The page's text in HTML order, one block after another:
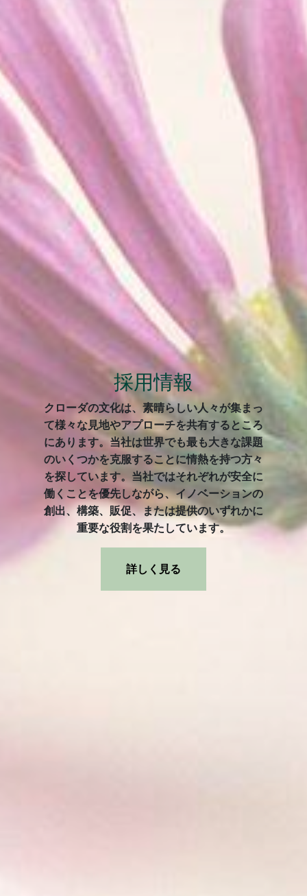
採用情報
クローダの文化は、素晴らしい人々が集まっ
て様々な見地やアプローチを共有するところ
にあります。当社は世界でも最も大きな課題
のいくつかを克服することに情熱を持つ方々
を探しています。当社ではそれぞれが安全に
働くことを優先しながら、イノベーションの
創出、構築、販促、または提供のいずれかに
重要な役割を果たしています。
詳しく見る